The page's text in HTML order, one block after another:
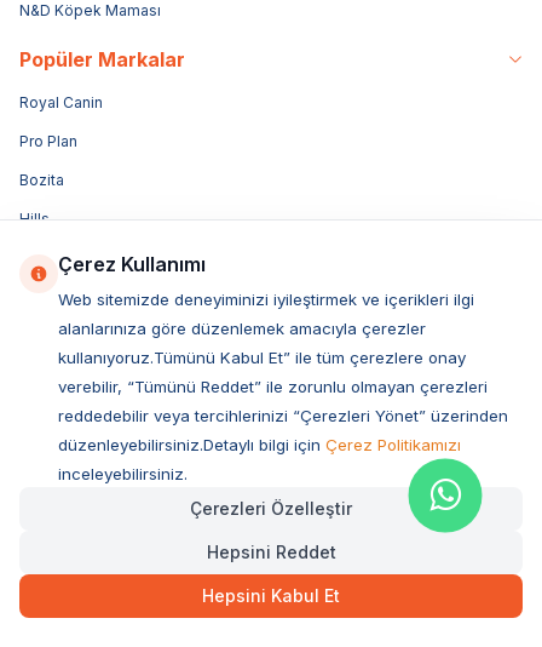
N&D Köpek Maması
Popüler Markalar
Royal Canin
Pro Plan
Bozita
Hills
Sanebelle
Miratorg
Acana
Felix
Çerez Kullanımı
Web sitemizde deneyiminizi iyileştirmek ve içerikleri ilgi
alanlarınıza göre düzenlemek amacıyla çerezler
kullanıyoruz.Tümünü Kabul Et” ile tüm çerezlere onay
verebilir, “Tümünü Reddet” ile zorunlu olmayan çerezleri
reddedebilir veya tercihlerinizi “Çerezleri Yönet” üzerinden
düzenleyebilirsiniz.Detaylı bilgi için Çerez Politikamızı
inceleyebilirsiniz.
Çerezleri Özelleştir
Hepsini Reddet
Hepsini Kabul Et